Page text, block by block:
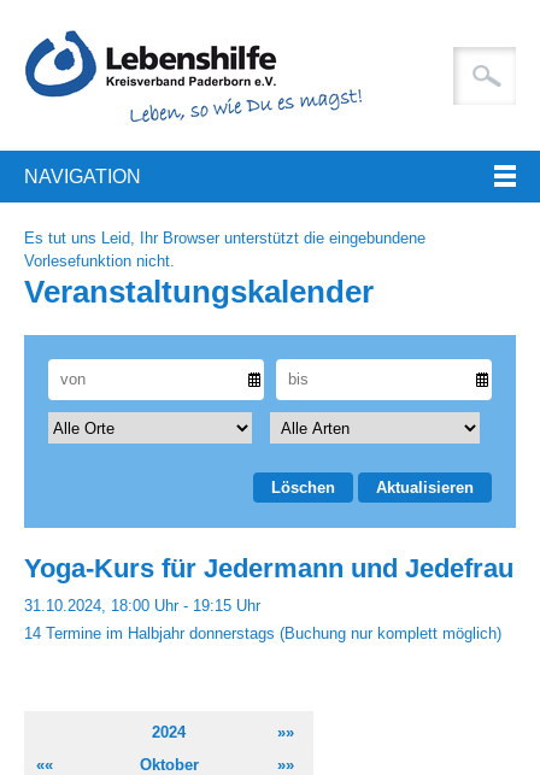
NAVIGATION
Es tut uns Leid, Ihr Browser unterstützt die eingebundene
Vorlesefunktion nicht.
Veranstaltungskalender
Löschen Aktualisieren
Yoga-Kurs für Jedermann und Jedefrau
31.10.2024, 18:00 Uhr - 19:15 Uhr
14 Termine im Halbjahr donnerstags (Buchung nur komplett möglich)
2024
»»
««
Oktober
»»